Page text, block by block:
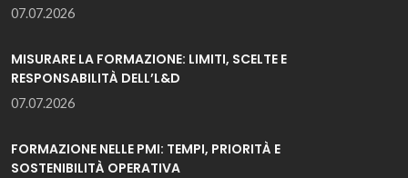
07.07.2026
MISURARE LA FORMAZIONE: LIMITI, SCELTE E
RESPONSABILITÀ DELL’L&D
07.07.2026
FORMAZIONE NELLE PMI: TEMPI, PRIORITÀ E
SOSTENIBILITÀ OPERATIVA